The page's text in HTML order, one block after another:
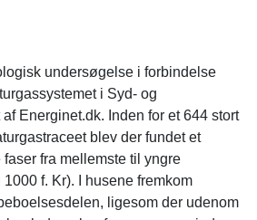
undersøgelse i forbindelse
i Syd- og
Energinet.dk. Inden for et 644 stort
blev der fundet et
fra mellemste til yngre
f. Kr). I husene fremkom
ligesom der udenom